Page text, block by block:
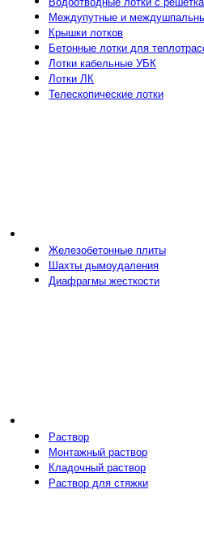
Междупутные и
Крышки лотков
Бетонные лотки для
Лотки кабельные УБК
Лотки ЛК
Телескопические лотки
Железобетонные плиты
Шахты дымоудаления
Диафрагмы жесткости
Раствор
Монтажный раствор
Кладочный раствор
Раствор для стяжки